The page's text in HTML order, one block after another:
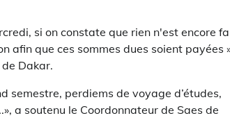
si on constate que rien n'est encore
afin que ces sommes dues soient payées
Dakar.
semestre, perdiems de voyage d’études,
a soutenu le Coordonnateur de Saes de